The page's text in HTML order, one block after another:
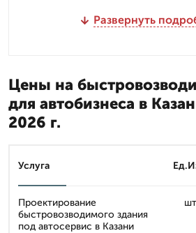
Развернуть
Цены на
для автобизнеса в
2026 г.
Услуга
Проектирование
быстровозводимого здания
под автосервис в Казани